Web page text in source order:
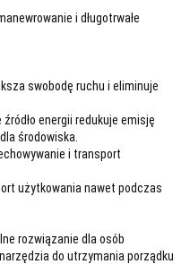
i długotrwałe
swobodę ruchu i eliminuje
energii redukuje emisję
środowiska.
i transport
użytkowania nawet podczas
rozwiązanie dla osób
do utrzymania porządku